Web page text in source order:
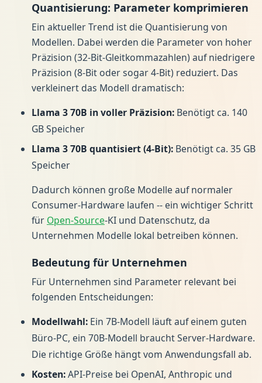
Quantisierung: Parameter komprimieren
Ein aktueller Trend ist die Quantisierung von
Modellen. Dabei werden die Parameter von hoher
Präzision (32-Bit-Gleitkommazahlen) auf niedrigere
Präzision (8-Bit oder sogar 4-Bit) reduziert. Das
verkleinert das Modell dramatisch:
Llama 3 70B in voller Präzision:Benötigt ca. 140
GB Speicher
Llama 3 70B quantisiert (4-Bit):Benötigt ca. 35 GB
Speicher
Dadurch können große Modelle auf normaler
Consumer-Hardware laufen -- ein wichtiger Schritt
für Open-Source-KI und Datenschutz, da
Unternehmen Modelle lokal betreiben können.
Bedeutung für Unternehmen
Für Unternehmen sind Parameter relevant bei
folgenden Entscheidungen:
Modellwahl:Ein 7B-Modell läuft auf einem guten
Büro-PC, ein 70B-Modell braucht Server-Hardware.
Die richtige Größe hängt vom Anwendungsfall ab.
Kosten:API-Preise bei OpenAI, Anthropic und